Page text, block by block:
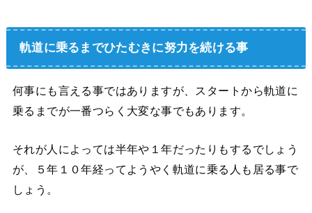
軌道に乗るまでひたむきに努力を続ける事
何事にも言える事ではありますが、スタートから軌道に
乗るまでが一番つらく大変な事でもあります。
それが人によっては半年や１年だったりもするでしょう
が、５年１０年経ってようやく軌道に乗る人も居る事で
しょう。